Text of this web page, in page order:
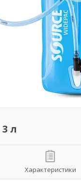
л
Характеристики